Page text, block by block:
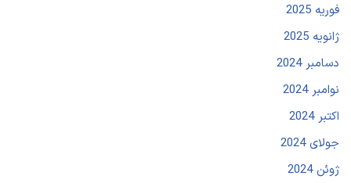
فوریه 2025
ژانویه 2025
دسامبر 2024
نوامبر 2024
اکتبر 2024
جولای 2024
ژوئن 2024